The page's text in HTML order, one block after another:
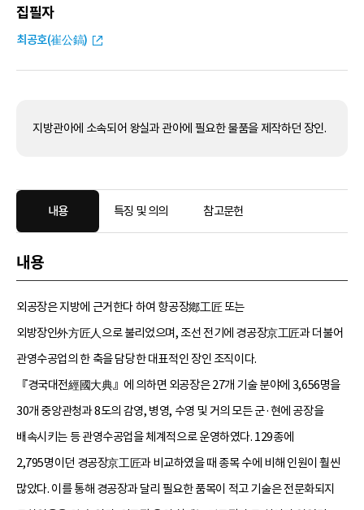
집필자
최공호(崔公鎬)
지방관아에 소속되어 왕실과 관아에 필요한 물품을 제작하던 장인.
내용 특징 및 의의 참고문헌
내용
외공장은 지방에 근거한다 하여 향공장鄕工匠 또는
외방장인外方匠人으로 불리었으며, 조선 전기에 경공장京工匠과 더불어
관영수공업의 한 축을 담당한 대표적인 장인 조직이다.
『경국대전經國大典』에 의하면 외공장은 27개 기술 분야에 3,656명을
30개 중앙관청과 8도의 감영, 병영, 수영 및 거의 모든 군·현에 공장을
배속시키는 등 관영수공업을 체계적으로 운영하였다. 129종에
2,795명이던 경공장京工匠과 비교하였을 때 종목 수에 비해 인원이 훨씬
많았다. 이를 통해 경공장과 달리 필요한 품목이 적고 기술은 전문화되지